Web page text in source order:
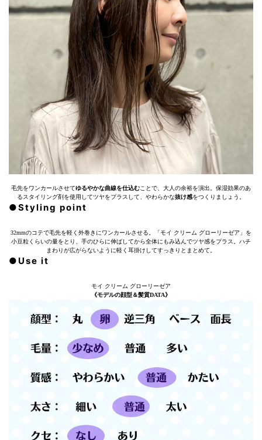
毛先をワンカールさせてゆるやかな曲線を仕込むことで、大人の余裕を演出。保湿効果のあ
るスタイリング剤を使用してツヤをプラスして、やわらかな抜け感をつくりましょう。
●Styling point
32mmのコテで毛先を軽く外巻きにワンカールさせる。「モイ クリーム グローリーゼア」を
小豆粒くらいの量をとり、手のひらに伸ばしてから全体にもみ込んでツヤ感をプラス。ハチ
まわりが広がらないように軽く耳掛けしてすっきりとまとめて。
●Use it
モイ クリーム グローリーゼア
《モデルの顔型＆髪質DATA》